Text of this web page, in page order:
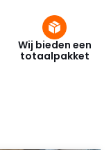
Wij bieden een
totaalpakket